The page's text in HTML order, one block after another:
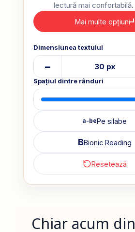
lectură mai confortabilă.
Mai multe opțiuni
Dimensiunea textului
– 30 px
Spațiul dintre rânduri
a-bePe silabe
BBionic Reading
Resetează
Chiar acum din